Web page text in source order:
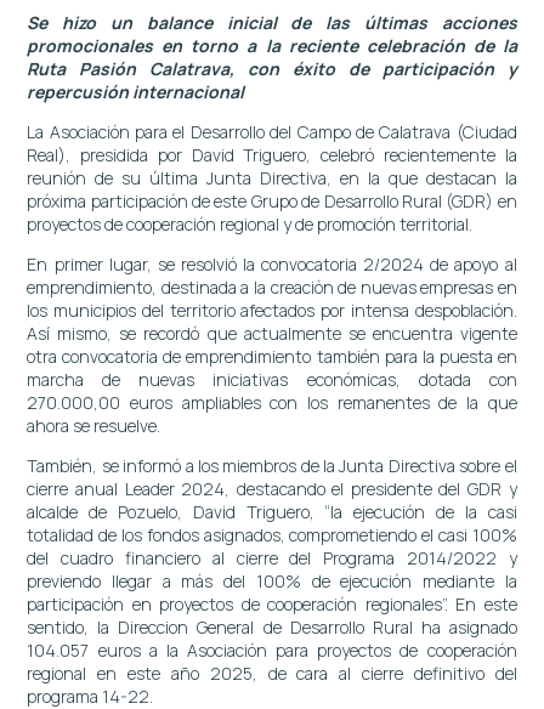
Se hizo un balance inicial de las últimas acciones
promocionales en torno a la reciente celebración de la
Ruta Pasión Calatrava, con éxito de participación y
repercusión internacional
La Asociación para el Desarrollo del Campo de Calatrava (Ciudad
Real), presidida por David Triguero, celebró recientemente la
reunión de su última Junta Directiva, en la que destacan la
próxima participación de este Grupo de Desarrollo Rural (GDR) en
proyectos de cooperación regional y de promoción territorial.
En primer lugar, se resolvió la convocatoria 2/2024 de apoyo al
emprendimiento, destinada a la creación de nuevas empresas en
los municipios del territorio afectados por intensa despoblación.
Así mismo, se recordó que actualmente se encuentra vigente
otra convocatoria de emprendimiento también para la puesta en
marcha de nuevas iniciativas económicas, dotada con
270.000,00 euros ampliables con los remanentes de la que
ahora se resuelve.
También, se informó a los miembros de la Junta Directiva sobre el
cierre anual Leader 2024, destacando el presidente del GDR y
alcalde de Pozuelo, David Triguero, “la ejecución de la casi
totalidad de los fondos asignados, comprometiendo el casi 100%
del cuadro financiero al cierre del Programa 2014/2022 y
previendo llegar a más del 100% de ejecución mediante la
participación en proyectos de cooperación regionales”. En este
sentido, la Direccion General de Desarrollo Rural ha asignado
104.057 euros a la Asociación para proyectos de cooperación
regional en este año 2025, de cara al cierre definitivo del
programa 14-22.